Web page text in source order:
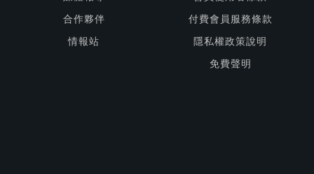
合作夥伴
情報站
付費會員服務條款
隱私權政策說明
免費聲明